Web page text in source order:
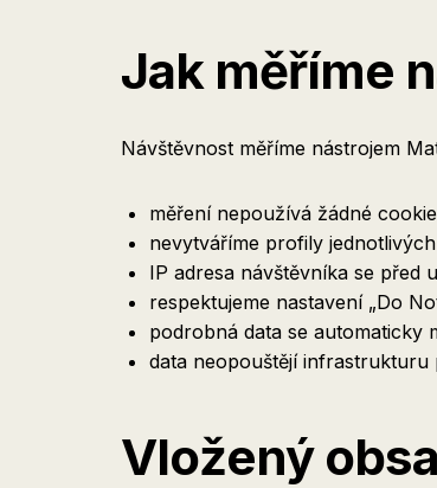
Jak měříme
Návštěvnost měříme nástrojem
měření nepoužívá žádné
nevytváříme profily
IP adresa návštěvníka se před
respektujeme nastavení „Do
podrobná data se automaticky
data neopouštějí infrastrukturu
Vložený